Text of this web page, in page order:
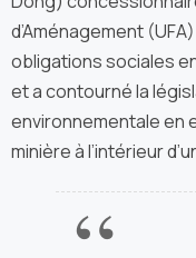
d’Aménagement
obligations sociales
et a contourné la
environnementale en
minière à l’intérieur